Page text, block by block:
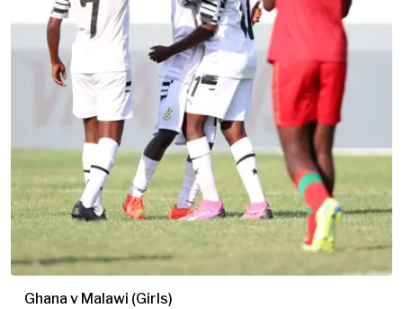
Ghana v Malawi (Girls)